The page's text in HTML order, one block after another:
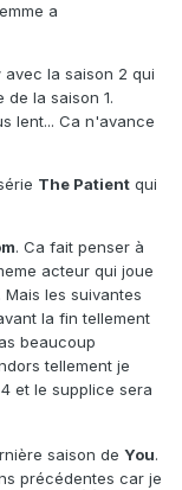
a
avec la saison 2 qui
de la saison 1.
lent... Ca n'avance
The Patient qui
. Ca fait penser à
acteur qui joue
les suivantes
la fin tellement
beaucoup
tellement je
et le supplice sera
saison de You.
précédentes car je